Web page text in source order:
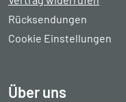
Rücksendungen
Cookie Einstellungen
Über uns